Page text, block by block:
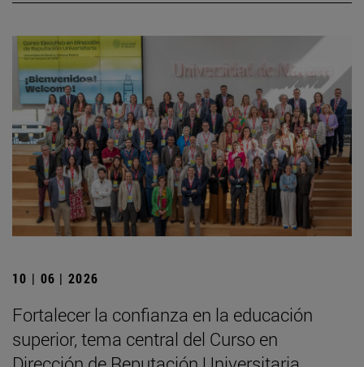
10 | 06 | 2026
Fortalecer la confianza en la educación
superior, tema central del Curso en